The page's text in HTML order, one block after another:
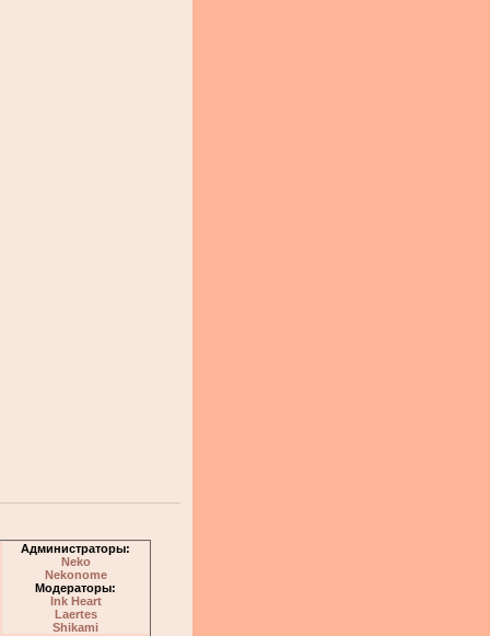
Администраторы:
Neko
Nekonome
Модераторы:
Ink Heart
Laertes
Shikami